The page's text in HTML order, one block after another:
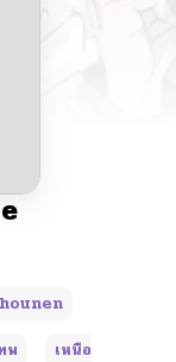
พ
เหนือ